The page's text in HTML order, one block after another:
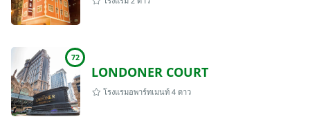
72
LONDONER COURT
โรงแรมอพาร์ทเมนท์ 4 ดาว